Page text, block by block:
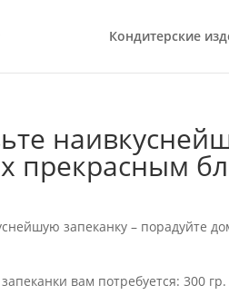
Кондитерcкие
прекрасным
запеканку – порадуйте
вам потребуется: 300